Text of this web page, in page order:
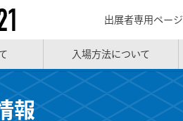
出展者専用ページ
入場方法について
報